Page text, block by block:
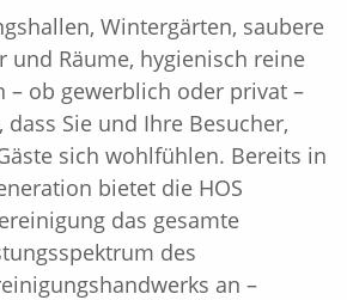
Wintergärten, saubere
und Räume, hygienisch reine
– ob gewerblich oder privat –
Sie und Ihre Besucher,
sich wohlfühlen. Bereits in
bietet die HOS
das gesamte
des
an –